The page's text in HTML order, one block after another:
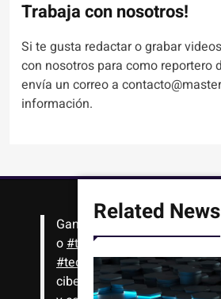
Related News
Trabaja con nosotros!
Si te gusta redactar o grabar
con nosotros para como reportero
envía un correo a
información.
Gana #Bitcoin solo con leer
o#tutoriales
#tecnología,#criptomonedas
cibernética y más!! Sólo